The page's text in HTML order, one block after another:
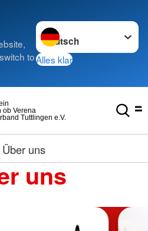
to
Sprache wechseln zu
Alles klar
Tuttlingen e.V.
ob Verena
Über uns
uns